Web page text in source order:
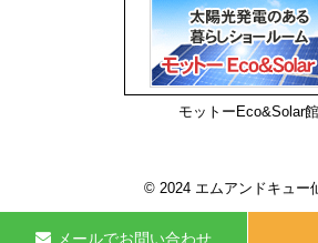
メールでお問い合わせ
モットーEco&Solar館
© 2024 エムアンドキュー